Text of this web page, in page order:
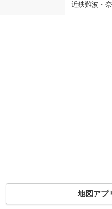
近鉄難波・
地図アプ